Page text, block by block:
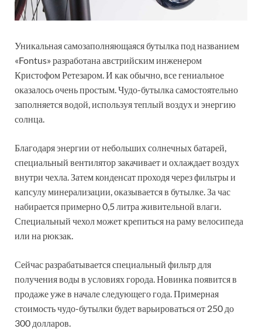
Уникальная самозаполняющаяся бутылка под названием
«Fontus» разработана австрийским инженером
Кристофом Ретезаром. И как обычно, все гениальное
оказалось очень простым. Чудо-бутылка самостоятельно
заполняется водой, используя теплый воздух и энергию
солнца.
Благодаря энергии от небольших солнечных батарей,
специальный вентилятор закачивает и охлаждает воздух
внутри чехла. Затем конденсат проходя через фильтры и
капсулу минерализации, оказывается в бутылке. За час
набирается примерно 0,5 литра живительной влаги.
Специальный чехол может крепиться на раму велосипеда
или на рюкзак.
Сейчас разрабатывается специальный фильтр для
получения воды в условиях города. Новинка появится в
продаже уже в начале следующего года. Примерная
стоимость чудо-бутылки будет варьироваться от 250 до
300 долларов.